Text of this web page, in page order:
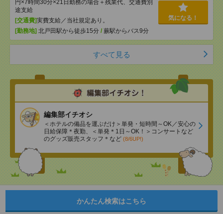
円×7時間30分×21日勤務の場合＋残業代、交通費別
途支給
[交通費]実費支給／当社規定あり。
[勤務地] 北戸田駅から徒歩15分 / 蕨駅からバス9分
気になる！
すべて見る
編集部イチオシ
＜ホテルの備品を運ぶだけ＞単発・短時間～OK／安心の
日給保障＊夜勤、＜単発＊1日～OK！＞コンサートなど
のグッズ販売スタッフ＊など (8/6UP!)
かんたん検索はこちら